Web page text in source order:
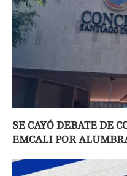
SE CAYÓ DEBATE DE
EMCALI POR